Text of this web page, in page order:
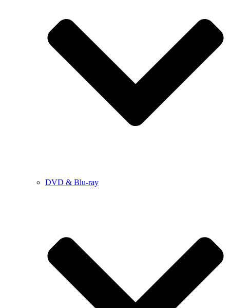
DVD & Blu-ray